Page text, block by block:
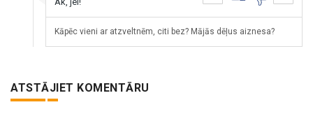
Kāpēc vieni ar atzveltnēm, citi bez? Mājās dēļus aiznesa?
ATSTĀJIET KOMENTĀRU